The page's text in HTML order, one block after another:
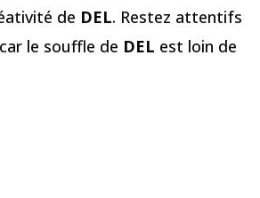
de DEL. Restez attentifs
le souffle de DEL est loin de